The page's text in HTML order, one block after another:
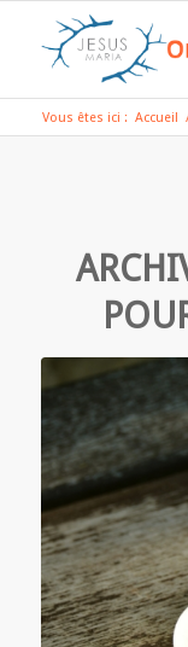
Vous êtes ici : Accueil